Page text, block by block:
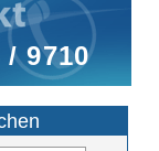
/ 9710